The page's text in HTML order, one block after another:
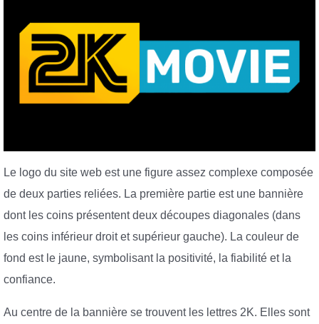
Le logo du site web est une figure assez complexe composée
de deux parties reliées. La première partie est une bannière
dont les coins présentent deux découpes diagonales (dans
les coins inférieur droit et supérieur gauche). La couleur de
fond est le jaune, symbolisant la positivité, la fiabilité et la
confiance.
Au centre de la bannière se trouvent les lettres 2K. Elles sont